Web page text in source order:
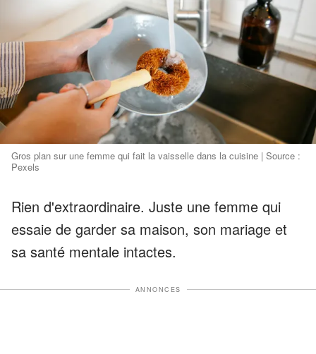
Gros plan sur une femme qui fait la vaisselle dans la cuisine | Source :
Pexels
Rien d'extraordinaire. Juste une femme qui
essaie de garder sa maison, son mariage et
sa santé mentale intactes.
ANNONCES